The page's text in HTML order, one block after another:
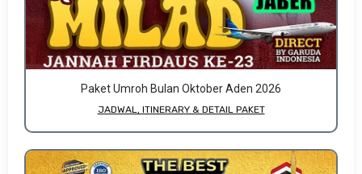
Paket Umroh Bulan Oktober Aden 2026
JADWAL, ITINERARY & DETAIL PAKET